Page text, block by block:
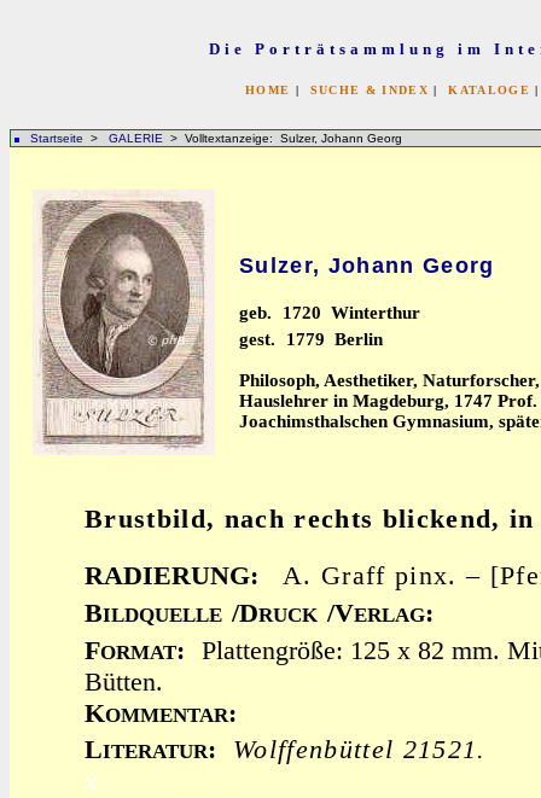
Die Porträtsammlung im
HOME | SUCHE & INDEX |KATALOGE
Startseite > GALERIE > Volltextanzeige: Sulzer, Johann Georg
Sulzer, Johann Georg
geb.
1720 Winterthur
gest.
1779 Berlin
Philosoph, Aesthetiker,
Hauslehrer in Magdeburg, 1747
Joachimsthalschen Gymnasium,
Brustbild, nach rechts blickend, in
RADIERUNG:
A. Graff pinx. –
BILDQUELLE /DRUCK /VERLAG:
FORMAT:
Plattengröße: 125 x 82 mm.
Bütten.
KOMMENTAR:
LITERATUR: Wolffenbüttel 21521.
x